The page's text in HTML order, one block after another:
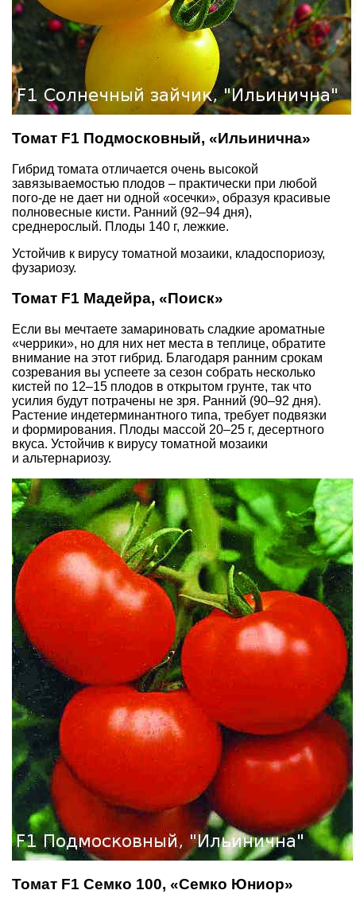
Томат F1 Подмосковный, «Ильинична»
Гибрид томата отличается очень высокой
завязываемостью плодов – практически при любой
пого-де не дает ни одной «осечки», образуя красивые
полновесные кисти. Ранний (92–94 дня),
среднерослый. Плоды 140 г, лежкие.
Устойчив к вирусу томатной мозаики, кладоспориозу,
фузариозу.
Томат F1 Мадейра, «Поиск»
Если вы мечтаете замариновать сладкие ароматные
«черрики», но для них нет места в теплице, обратите
внимание на этот гибрид. Благодаря ранним срокам
созревания вы успеете за сезон собрать несколько
кистей по 12–15 плодов в открытом грунте, так что
усилия будут потрачены не зря. Ранний (90–92 дня).
Растение индетерминантного типа, требует подвязки
и формирования. Плоды массой 20–25 г, десертного
вкуса. Устойчив к вирусу томатной мозаики
и альтернариозу.
Томат F1 Семко 100, «Семко Юниор»